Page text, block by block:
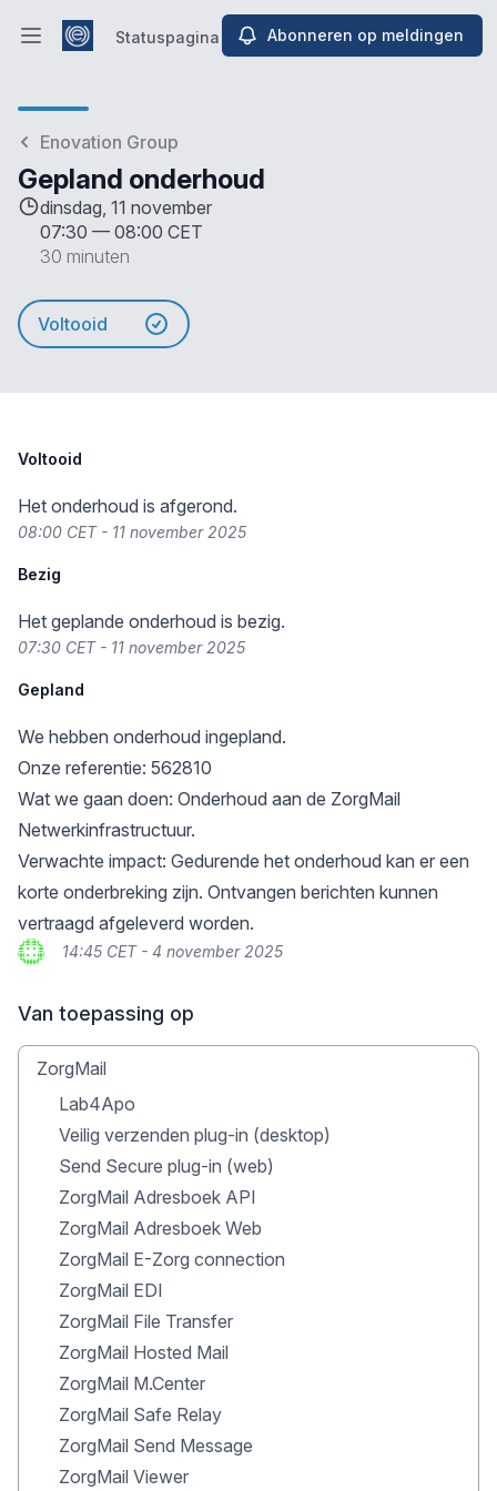
Hoofdmenu openen
Statuspagina Abonneren op meldingen
Enovation Group
Gepland onderhoud
dinsdag, 11 november
07:30 — 08:00 CET
30 minuten
Voltooid
Voltooid
Het onderhoud is afgerond.
08:00 CET - 11 november 2025
Bezig
Het geplande onderhoud is bezig.
07:30 CET - 11 november 2025
Gepland
We hebben onderhoud ingepland.
Onze referentie: 562810
Wat we gaan doen: Onderhoud aan de ZorgMail
Netwerkinfrastructuur.
Verwachte impact: Gedurende het onderhoud kan er een
korte onderbreking zijn. Ontvangen berichten kunnen
vertraagd afgeleverd worden.
14:45 CET - 4 november 2025
Van toepassing op
ZorgMail
Lab4Apo
Veilig verzenden plug-in (desktop)
Send Secure plug-in (web)
ZorgMail Adresboek API
ZorgMail Adresboek Web
ZorgMail E-Zorg connection
ZorgMail EDI
ZorgMail File Transfer
ZorgMail Hosted Mail
ZorgMail M.Center
ZorgMail Safe Relay
ZorgMail Send Message
ZorgMail Viewer